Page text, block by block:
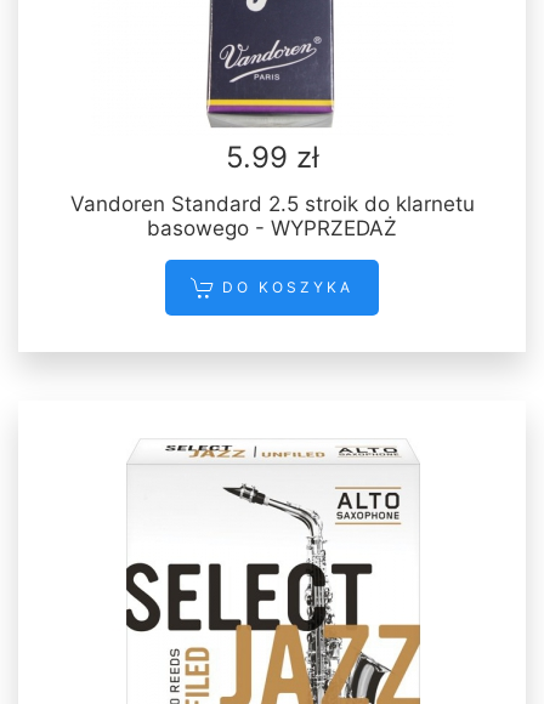
5.99 zł
Vandoren Standard 2.5 stroik do klarnetu
basowego - WYPRZEDAŻ
DO KOSZYKA